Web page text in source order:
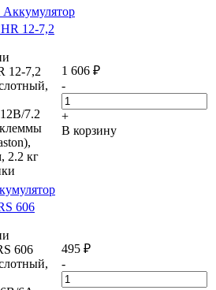
12-7,2
12-7,2
7.2
2.2 кг
1 606 ₽
-
+
В корзину
606
606
495 ₽
-